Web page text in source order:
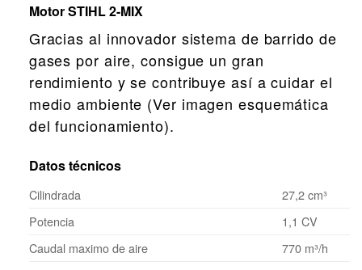
Motor STIHL 2-MIX
Gracias al innovador sistema de barrido de
gases por aire, consigue un gran
rendimiento y se contribuye así a cuidar el
medio ambiente (Ver imagen esquemática
del funcionamiento).
Datos técnicos
Cilindrada
27,2 cm³
Potencia
1,1 CV
Caudal maximo de aire
770 m³/h